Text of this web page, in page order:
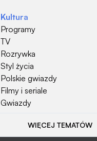
Kultura
Programy
TV
Rozrywka
Styl życia
Polskie gwiazdy
Filmy i seriale
Gwiazdy
Popularne tematy
WIĘCEJ TEMATÓW